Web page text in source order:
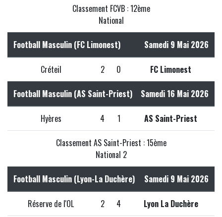
Classement FCVB : 12ème
National
Football Masculin (FC Limonest) Samedi 9 Mai 2026
Créteil 2 0 FC Limonest
Football Masculin (AS Saint-Priest) Samedi 16 Mai 2026
Hyères 4 1 AS Saint-Priest
Classement AS Saint-Priest : 15ème
National 2
Football Masculin (Lyon-La Duchère) Samedi 9 Mai 2026
Réserve de l'OL 2 4 Lyon La Duchère